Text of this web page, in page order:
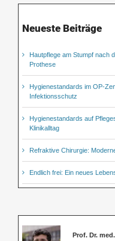
Neueste Beiträge
Hautpflege am Stumpf nach
Prothese
Hygienestandards im OP-
Infektionsschutz
Hygienestandards auf
Klinikalltag
Refraktive Chirurgie:
Endlich frei: Ein neues
Prof. Dr.